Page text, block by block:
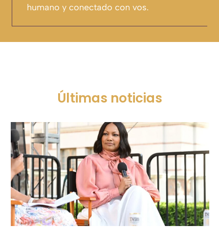
humano y conectado con vos.
Últimas noticias